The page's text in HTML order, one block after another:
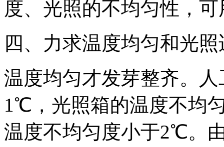
度、光照的不均匀性，
四、力求温度均匀和光照
温度均匀才发芽整齐。
1℃，光照箱的温度不均
温度不均匀度小于2℃。